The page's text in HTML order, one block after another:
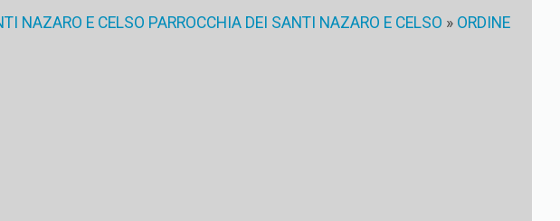
NAZARO E CELSO PARROCCHIA DEI SANTI NAZARO E CELSO » ORDINE